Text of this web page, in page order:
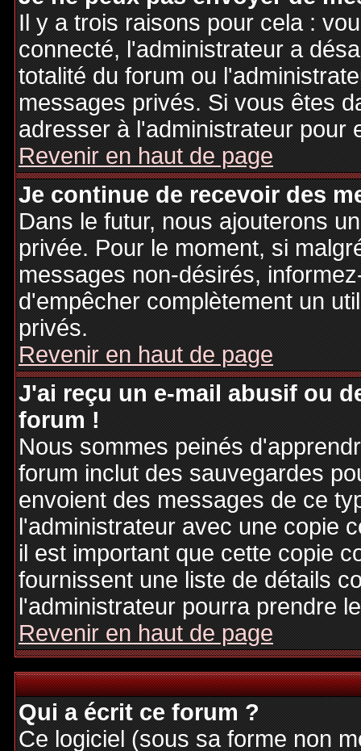
Il y a trois raisons pour cela :
connecté, l'administrateur a
totalité du forum ou
messages privés. Si vous êtes
adresser à l'administrateur pour
Revenir en haut de page
Je continue de recevoir des
Dans le futur, nous ajouterons
privée. Pour le moment, si
messages non-désirés,
d'empêcher complètement un
privés.
Revenir en haut de page
J'ai reçu un e-mail abusif ou
forum !
Nous sommes peinés
forum inclut des sauvegardes
envoient des messages de ce
l'administrateur avec une copie
il est important que cette copie
fournissent une liste de détails
l'administrateur pourra prendre
Revenir en haut de page
Qui a écrit ce forum ?
Ce logiciel (sous sa forme non